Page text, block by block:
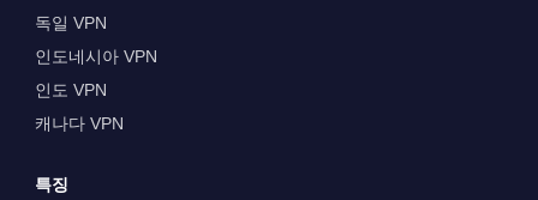
독일 VPN
인도네시아 VPN
인도 VPN
캐나다 VPN
특징